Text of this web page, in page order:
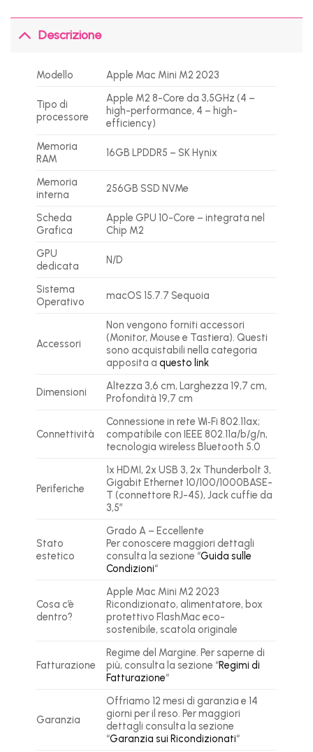
Descrizione
Modello Apple Mac Mini M2 2023
Tipo di
processore
Apple M2 8-Core da 3,5GHz (4 –
high-performance, 4 – high-
efficiency)
Memoria
RAM
16GB LPDDR5 – SK Hynix
Memoria
interna
256GB SSD NVMe
Scheda
Grafica
Apple GPU 10-Core – integrata nel
Chip M2
GPU
dedicata
N/D
Sistema
Operativo
macOS 15.7.7 Sequoia
Accessori
Non vengono forniti accessori
(Monitor, Mouse e Tastiera). Questi
sono acquistabili nella categoria
apposita a questo link
Dimensioni
Altezza 3,6 cm, Larghezza 19,7 cm,
Profondità 19,7 cm
Connettività
Connessione in rete Wi‑Fi 802.11ax;
compatibile con IEEE 802.11a/b/g/n,
tecnologia wireless Bluetooth 5.0
Periferiche
1x HDMI, 2x USB 3, 2x Thunderbolt 3,
Gigabit Ethernet 10/100/1000BASE-
T (connettore RJ-45), Jack cuffie da
3,5″
Stato
estetico
Grado A – Eccellente
Per conoscere maggiori dettagli
consulta la sezione “Guida sulle
Condizioni“
Cosa c’è
dentro?
Apple Mac Mini M2 2023
Ricondizionato, alimentatore, box
protettivo FlashMac eco-
sostenibile, scatola originale
Fatturazione
Regime del Margine. Per saperne di
più, consulta la sezione “Regimi di
Fatturazione“
Garanzia
Offriamo 12 mesi di garanzia e 14
giorni per il reso. Per maggiori
dettagli consulta la sezione
“Garanzia sui Ricondizionati“